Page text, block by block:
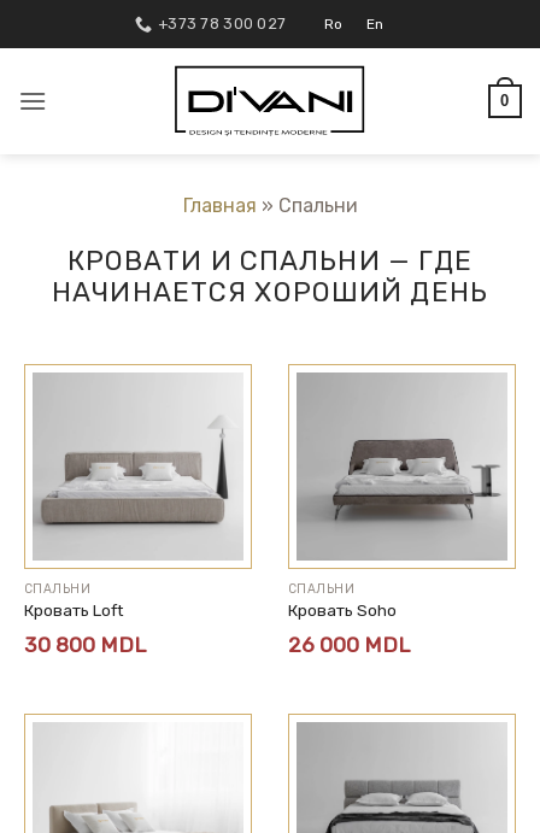
to
+373 78 300 027 Ro En
0
Главная » Спальни
КРОВАТИ И СПАЛЬНИ — ГДЕ
НАЧИНАЕТСЯ ХОРОШИЙ ДЕНЬ
СПАЛЬНИ
Кровать Loft
30 800 MDL
СПАЛЬНИ
Кровать Soho
26 000 MDL